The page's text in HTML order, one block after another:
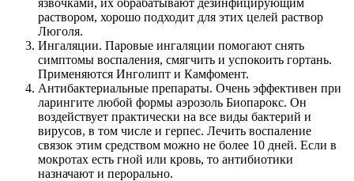
раствором, хорошо подходит для этих целей раствор
Люголя.
Ингаляции. Паровые ингаляции помогают снять
симптомы воспаления, смягчить и успокоить гортань.
Применяются Инголипт и Камфомент.
Антибактериальные препараты. Очень эффективен при
ларингите любой формы аэрозоль Биопарокс. Он
воздействует практически на все виды бактерий и
вирусов, в том числе и герпес. Лечить воспаление
связок этим средством можно не более 10 дней. Если в
мокротах есть гной или кровь, то антибиотики
назначают и перорально.